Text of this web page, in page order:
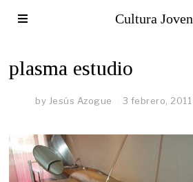
Cultura Joven
plasma estudio
by Jesús Azogue 3 febrero, 2011